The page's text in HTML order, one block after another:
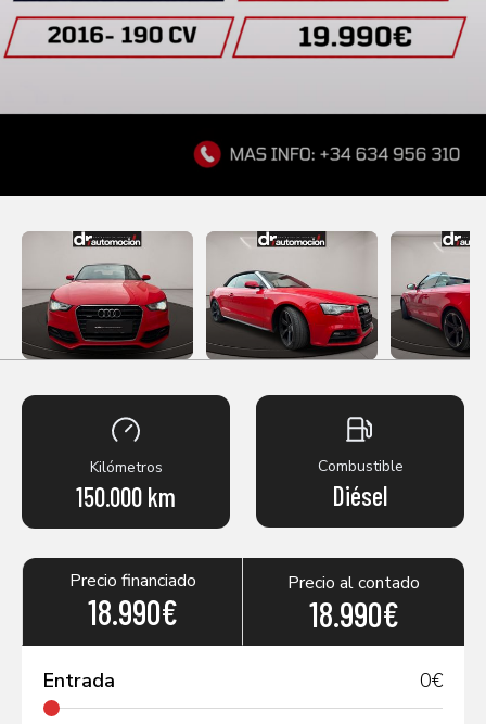
Kilómetros
150.000 km
Combustible
Diésel
Precio financiado
18.990€
Precio al contado
18.990€
Entrada 0€